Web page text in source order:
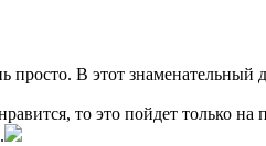
В этот знаменательный
то это пойдет только